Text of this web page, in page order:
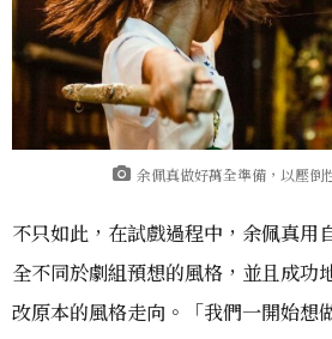
余佩真做好萬全準備，以壓倒
不只如此，在試戲過程中，余佩真用
全不同於劇組預想的風格，並且成功
改原本的風格走向。「我們一開始想